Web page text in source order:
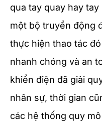
qua tay quay hay
một bộ truyền động
thực hiện thao tác
nhanh chóng và an
khiển điện đã giải
nhân sự, thời gian
các hệ thống quy